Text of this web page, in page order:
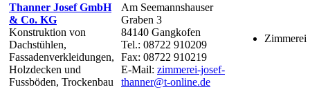
Thanner Josef GmbH
& Co. KG
Konstruktion von
Dachstühlen,
Fassadenverkleidungen,
Holzdecken und
Fussböden, Trockenbau
Am Seemannshauser
Graben 3
84140 Gangkofen
Tel.: 08722 910209
Fax: 08722 910219
E-Mail: zimmerei-josef-
thanner@t-online.de
Zimmerei